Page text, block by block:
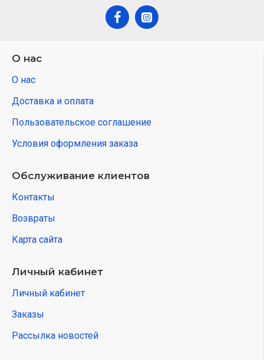
О нас
О нас
Доставка и оплата
Пользовательское соглашение
Условия оформления заказа
Обслуживание клиентов
Контакты
Возвраты
Карта сайта
Личный кабинет
Личный кабинет
Заказы
Рассылка новостей